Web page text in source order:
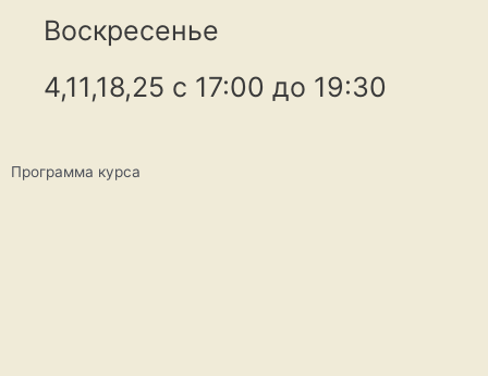
Воскресенье
4,11,18,25 с 17:00 до 19:30
Программа курса